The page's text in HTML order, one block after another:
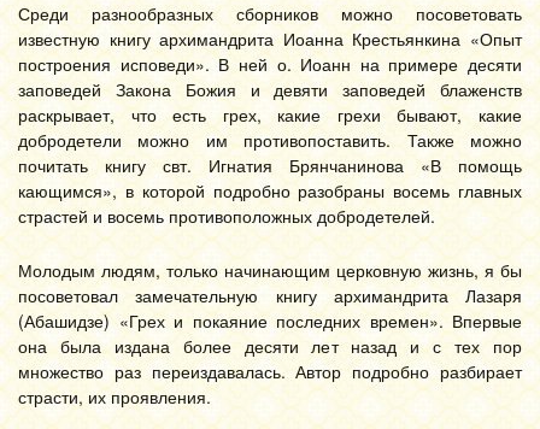
Среди разнообразных сборников можно посоветовать
известную книгу архимандрита Иоанна Крестьянкина «Опыт
построения исповеди». В ней о. Иоанн на примере десяти
заповедей Закона Божия и девяти заповедей блаженств
раскрывает, что есть грех, какие грехи бывают, какие
добродетели можно им противопоставить. Также можно
почитать книгу свт. Игнатия Брянчанинова «В помощь
кающимся», в которой подробно разобраны восемь главных
страстей и восемь противоположных добродетелей.
Молодым людям, только начинающим церковную жизнь, я бы
посоветовал замечательную книгу архимандрита Лазаря
(Абашидзе) «Грех и покаяние последних времен». Впервые
она была издана более десяти лет назад и с тех пор
множество раз переиздавалась. Автор подробно разбирает
страсти, их проявления.